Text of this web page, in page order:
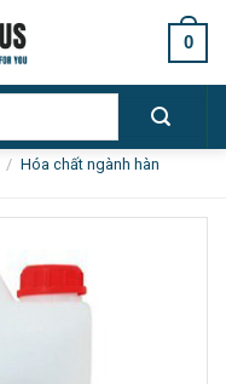
0
/ Hóa chất ngành hàn